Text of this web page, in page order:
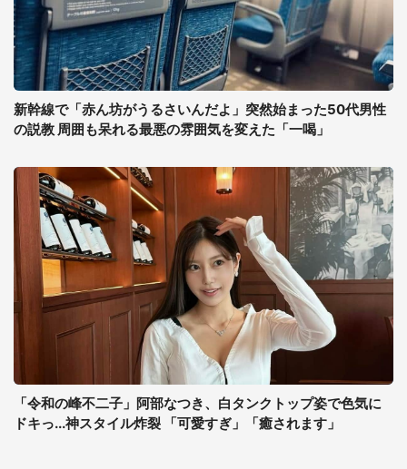
新幹線で「赤ん坊がうるさいんだよ」突然始まった50代男性
の説教 周囲も呆れる最悪の雰囲気を変えた「一喝」
「令和の峰不二子」阿部なつき、白タンクトップ姿で色気に
ドキっ...神スタイル炸裂 「可愛すぎ」「癒されます」